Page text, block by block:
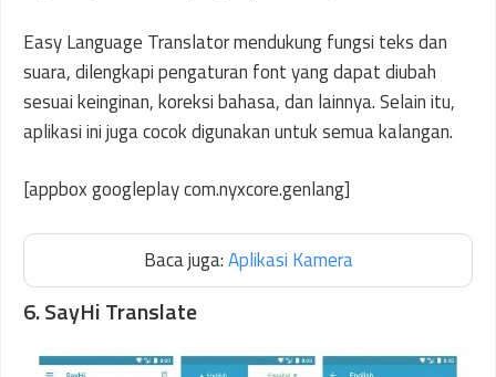
Easy Language Translator mendukung fungsi teks dan
suara, dilengkapi pengaturan font yang dapat diubah
sesuai keinginan, koreksi bahasa, dan lainnya. Selain itu,
aplikasi ini juga cocok digunakan untuk semua kalangan.
[appbox googleplay com.nyxcore.genlang]
Baca juga:Aplikasi Kamera
6. SayHi Translate